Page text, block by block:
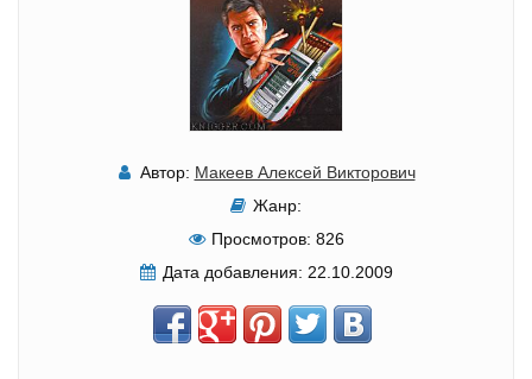
Автор: Макеев Алексей Викторович
Жанр:
Просмотров: 826
Дата добавления: 22.10.2009